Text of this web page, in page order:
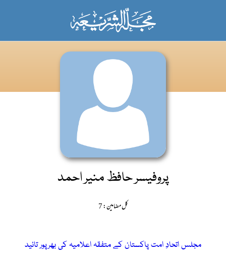
پروفیسر حافظ منیر احمد
کل مضامین: 7
مجلس اتحادِ امت پاکستان کے متفقہ اعلامیہ کی بھرپور تائید